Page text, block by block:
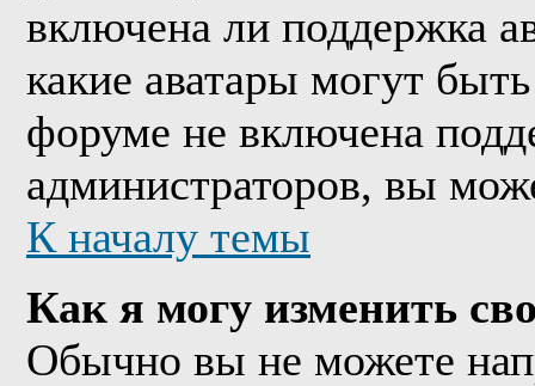
включена ли поддержка
какие аватары могут
форуме не включена
администраторов, вы
К началу темы
Как я могу изменить
Обычно вы не можете